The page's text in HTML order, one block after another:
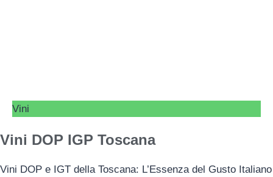
Vini
Vini DOP IGP Toscana
Vini DOP e IGT della Toscana: L’Essenza del Gusto Italiano